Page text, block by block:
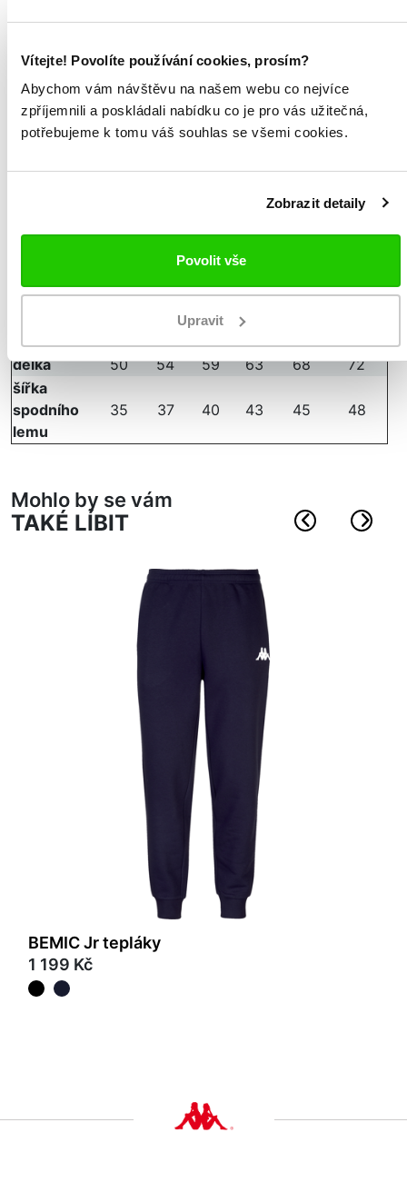
Vítejte! Povolíte používání cookies, prosím?
Abychom vám návštěvu na našem webu co nejvíce
zpříjemnili a poskládali nabídku co je pro vás užitečná,
potřebujeme k tomu váš souhlas se všemi cookies.
Zobrazit detaily
Povolit vše
Upravit
Podrobnostio produktu
tréninková mikina
1/4 zip u krku
vsadky na rukávech
Omini na předním díle a na rukávech
100% recyklovaný polyester
výška
116 128 140 152 164
176
hrudníku
43
délka
50 54 59 63 68
72
šířka
spodního
lemu
35 37 40 43 45 48
Mohlo by se vám
TAKÉ LÍBIT
BEMIC Jr tepláky
1 199 Kč